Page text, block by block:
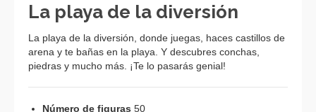
La playa de la diversión
La playa de la diversión, donde juegas, haces castillos de
arena y te bañas en la playa. Y descubres conchas,
piedras y mucho más. ¡Te lo pasarás genial!
Número de figuras 50